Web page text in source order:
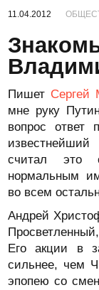
11.04.2012
Пишет Сергей
мне руку
вопрос ответ
считал это
нормальным
во всем
Андрей
Его акции в
сильнее, чем
эпопею со